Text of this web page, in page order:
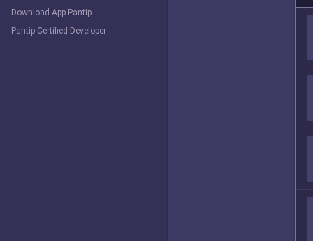
Download App Pantip
Pantip Certified Developer